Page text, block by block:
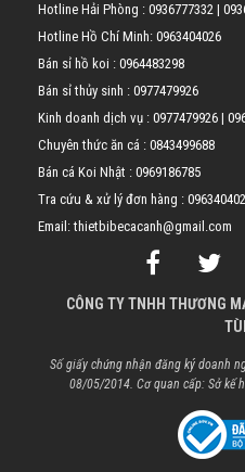
Hotline Hải Phòng : 0936777332 |
Hotline Hồ Chí Minh: 0963404026
Bán sỉ hồ koi : 0964483298
Bán sỉ thủy sinh : 0977479926
Kinh doanh dịch vụ : 0977479926 |
Chuyên thức ăn cá : 0843499688
Bán cá Koi Nhật : 0969186785
Tra cứu & xử lý đơn hàng :
Email: thietbibecacanh@gmail.com
CÔNG TY TNHH THƯƠNG
Số giấy chứng nhận đăng ký doanh
08/05/2014. Cơ quan cấp: Sở kế